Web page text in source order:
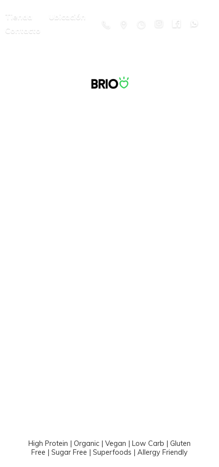
Tienda
Ubicación
Contacto
High Protein | Organic | Vegan | Low Carb | Gluten
Free | Sugar Free | Superfoods | Allergy Friendly